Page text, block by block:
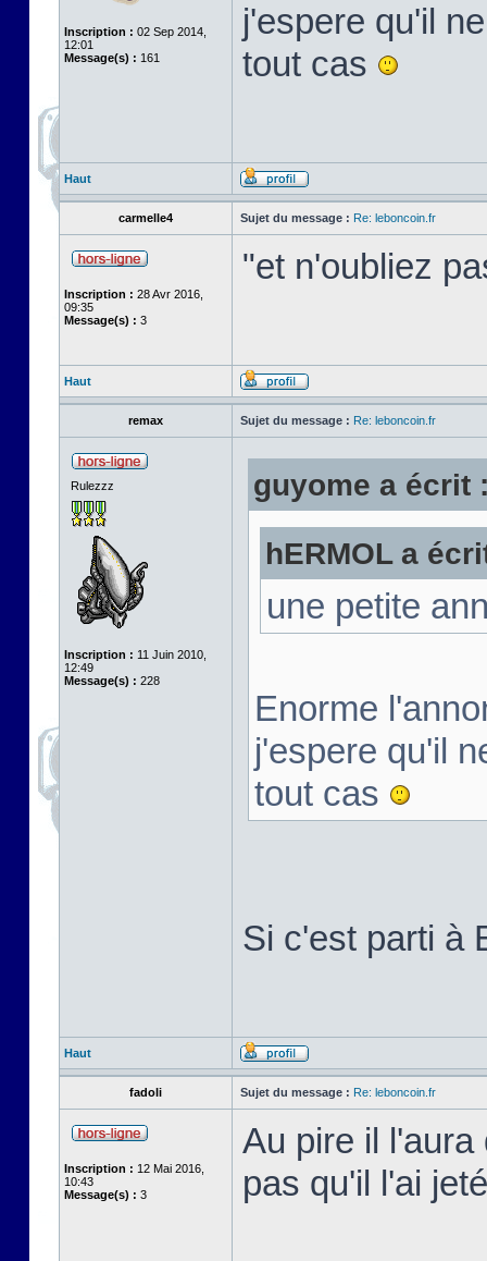
Inscription : 02 Sep 2014,
12:01
Message(s) : 161
j'espere qu'il
tout cas
Haut
carmelle4 Sujet du message : Re: leboncoin.fr
Inscription : 28 Avr 2016,
09:35
Message(s) : 3
"et n'oubliez
Haut
remax Sujet du message : Re: leboncoin.fr
Rulezzz
Inscription : 11 Juin 2010,
12:49
Message(s) : 228
guyome a écrit
hERMOL a
une petite
Enorme
j'espere qu'il
tout cas
Si c'est parti à
Haut
fadoli Sujet du message : Re: leboncoin.fr
Inscription : 12 Mai 2016,
10:43
Message(s) : 3
Au pire il
pas qu'il l'ai